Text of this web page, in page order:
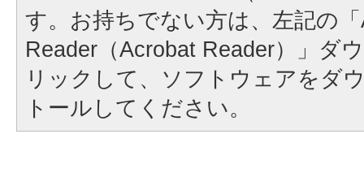
す。お持ちでない方は、左記の
Reader（Acrobat Reader）」ダ
リックして、ソフトウェアをダ
トールしてください。